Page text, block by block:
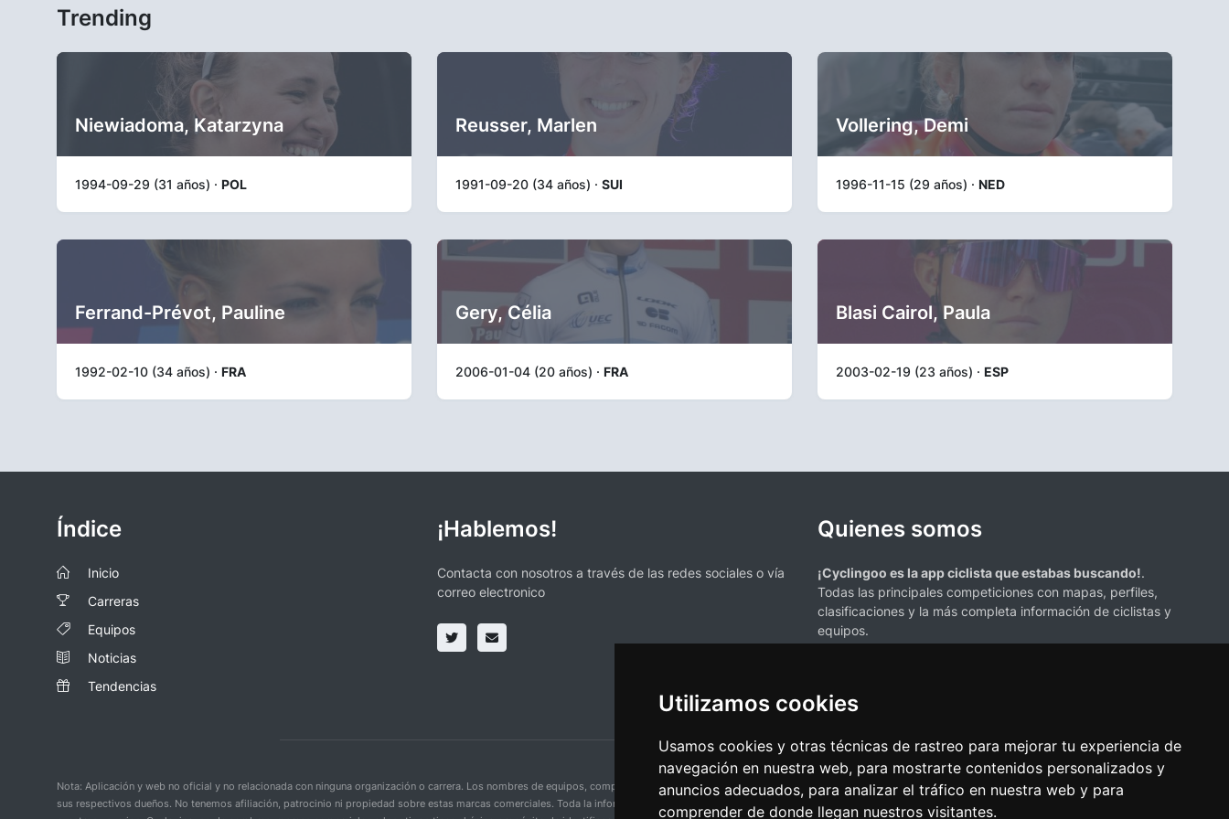
Utilizamos cookies
Usamos cookies y otras técnicas de rastreo para mejorar tu experiencia de
navegación en nuestra web, para mostrarte contenidos personalizados y
anuncios adecuados, para analizar el tráfico en nuestra web y para
comprender de donde llegan nuestros visitantes.
Trending
Niewiadoma, Katarzyna
1994-09-29 (31 años) · POL
Reusser, Marlen
1991-09-20 (34 años) · SUI
Vollering, Demi
1996-11-15 (29 años) · NED
Ferrand-Prévot, Pauline
1992-02-10 (34 años) · FRA
Gery, Célia
2006-01-04 (20 años) · FRA
Blasi Cairol, Paula
2003-02-19 (23 años) · ESP
Índice
Inicio
Carreras
Equipos
Noticias
Tendencias
¡Hablemos!
Contacta con nosotros a través de las redes sociales o vía
correo electronico
Quienes somos
¡Cyclingoo es la app ciclista que estabas buscando!.
Todas las principales competiciones con mapas, perfiles,
clasificaciones y la más completa información de ciclistas y
equipos.
Nota: Aplicación y web no oficial y no relacionada con ninguna organización o carrera. Los nombres de equipos, competiciones, marcas comerciales y logotipos mencionados en esta página de resultados de ciclismo son propiedad de
sus respectivos dueños. No tenemos afiliación, patrocinio ni propiedad sobre estas marcas comerciales. Toda la información proporcionada en esta página se presenta únicamente con fines informativos y para la conveniencia de